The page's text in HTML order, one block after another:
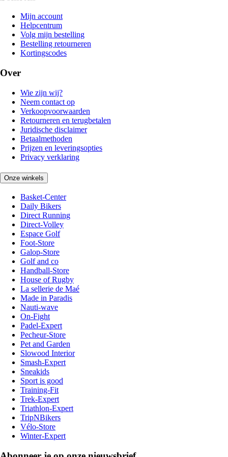
Mijn account
Helpcentrum
Volg mijn bestelling
Bestelling retourneren
Kortingscodes
Over
Wie zijn wij?
Neem contact op
Verkoopvoorwaarden
Retourneren en terugbetalen
Juridische disclaimer
Betaalmethoden
Prijzen en leveringsopties
Privacy verklaring
Onze winkels
Basket-Center
Daily Bikers
Direct Running
Direct-Volley
Espace Golf
Foot-Store
Galop-Store
Golf and co
Handball-Store
House of Rugby
La sellerie de Maé
Made in Paradis
Nauti-wave
On-Fight
Padel-Expert
Pecheur-Store
Pet and Garden
Slowood Interior
Smash-Expert
Sneakids
Sport is good
Training-Fit
Trek-Expert
Triathlon-Expert
TripNBikers
Vélo-Store
Winter-Expert